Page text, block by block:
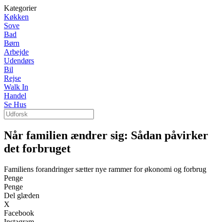
Kategorier
Køkken
Sove
Bad
Børn
Arbejde
Udendørs
Bil
Rejse
Walk In
Handel
Se Hus
Når familien ændrer sig: Sådan påvirker
det forbruget
Familiens forandringer sætter nye rammer for økonomi og forbrug
Penge
Penge
Del glæden
X
Facebook